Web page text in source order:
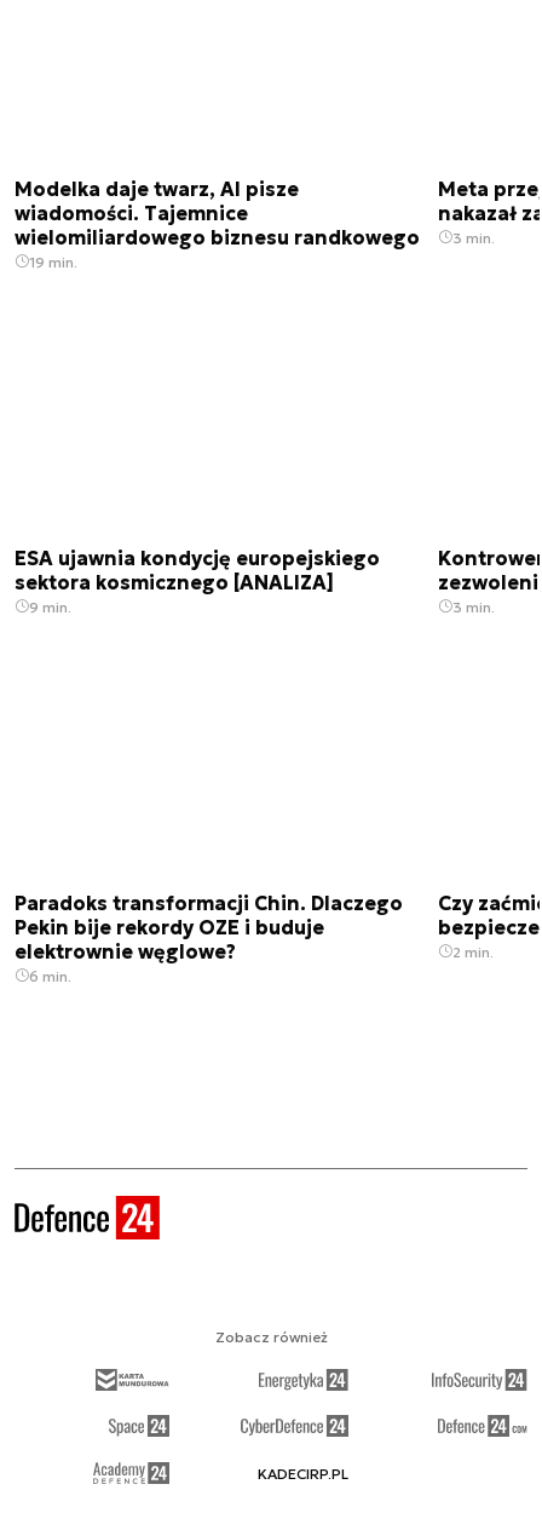
Modelka daje twarz, AI pisze
wiadomości. Tajemnice
wielomiliardowego biznesu randkowego
19 min.
Meta
nakazał
3 min.
ESA ujawnia kondycję europejskiego
sektora kosmicznego [ANALIZA]
9 min. 3 min.
Paradoks transformacji Chin. Dlaczego
Pekin bije rekordy OZE i buduje
elektrownie węglowe?
6 min.
Czy
2 min.
Zobacz również
KADECIRP.PL